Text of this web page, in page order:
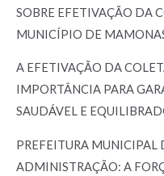
SOBRE EFETIVAÇÃO DA
MUNICÍPIO DE
A EFETIVAÇÃO DA
IMPORTÂNCIA PARA
SAUDÁVEL E
PREFEITURA
ADMINISTRAÇÃO: A